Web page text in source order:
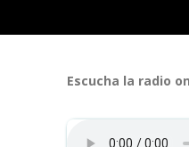
Escucha la radio